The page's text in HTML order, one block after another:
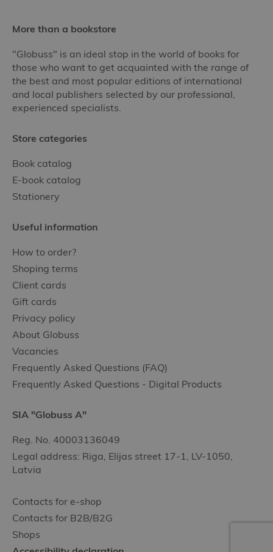
More than a bookstore
"Globuss" is an ideal stop in the world of books for
those who want to get acquainted with the range of
the best and most popular editions of international
and local publishers selected by our professional,
experienced specialists.
Store categories
Book catalog
E-book catalog
Stationery
Useful information
How to order?
Shoping terms
Client cards
Gift cards
Privacy policy
About Globuss
Vacancies
Frequently Asked Questions (FAQ)
Frequently Asked Questions - Digital Products
SIA "Globuss A"
Reg. No. 40003136049
Legal address: Riga, Elijas street 17-1, LV-1050,
Latvia
Contacts for e-shop
Contacts for B2B/B2G
Shops